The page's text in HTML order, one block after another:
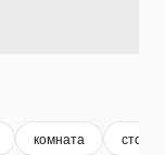
комната стол